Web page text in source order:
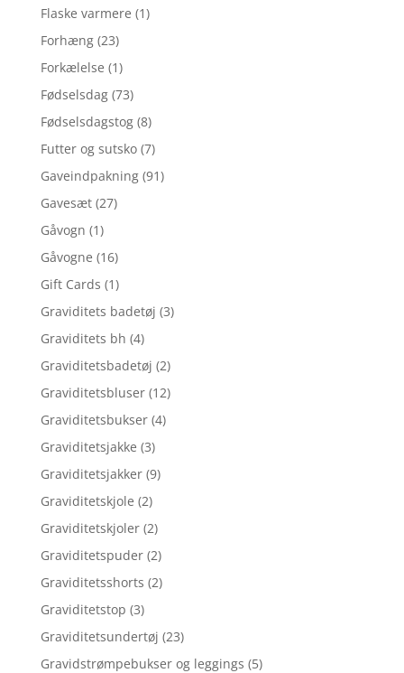
Flaske varmere (1)
Forhæng (23)
Forkælelse (1)
Fødselsdag (73)
Fødselsdagstog (8)
Futter og sutsko (7)
Gaveindpakning (91)
Gavesæt (27)
Gåvogn (1)
Gåvogne (16)
Gift Cards (1)
Graviditets badetøj (3)
Graviditets bh (4)
Graviditetsbadetøj (2)
Graviditetsbluser (12)
Graviditetsbukser (4)
Graviditetsjakke (3)
Graviditetsjakker (9)
Graviditetskjole (2)
Graviditetskjoler (2)
Graviditetspuder (2)
Graviditetsshorts (2)
Graviditetstop (3)
Graviditetsundertøj (23)
Gravidstrømpebukser og leggings (5)